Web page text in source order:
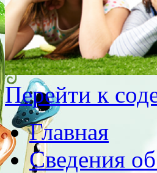
Перейти к
Главная
Сведения